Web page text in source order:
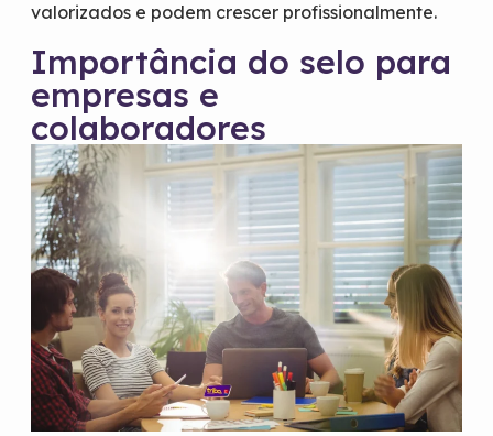
valorizados e podem crescer profissionalmente.
Importância do selo para
empresas e
colaboradores